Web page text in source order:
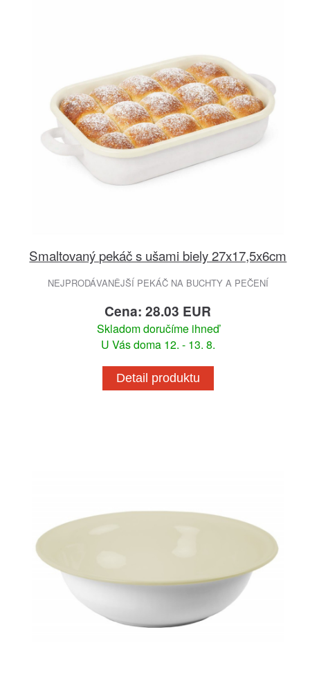
Smaltovaný pekáč s ušami biely 27x17,5x6cm
NEJPRODÁVANĚJŠÍ PEKÁČ NA BUCHTY A PEČENÍ
Cena: 28.03 EUR
Skladom doručíme ihneď
U Vás doma 12. - 13. 8.
Detail produktu